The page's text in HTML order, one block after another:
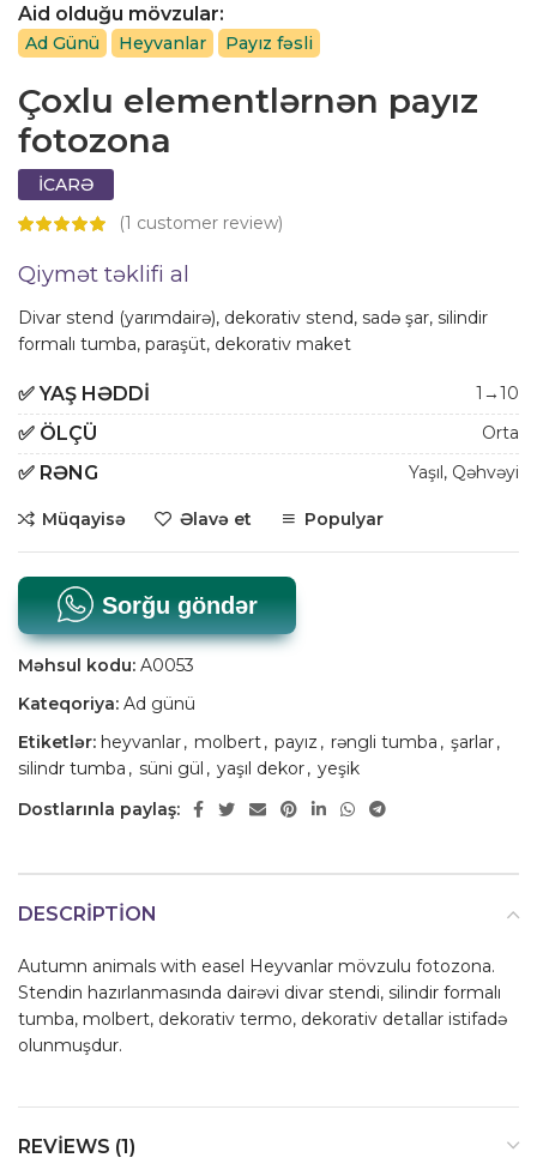
Aid olduğu mövzular:
Ad Günü Heyvanlar Payız fəsli
Çoxlu elementlərnən payız
fotozona
İCARƏ
(1 customer review)
Qiymət təklifi al
Divar stend (yarımdairə), dekorativ stend, sadə şar, silindir
formalı tumba, paraşüt, dekorativ maket
✅YAŞ HƏDDI 1→10
✅ ÖLÇÜ Orta
✅ RƏNG Yaşıl, Qəhvəyi
Müqayisə Əlavə et Populyar
Sorğu göndər
Məhsul kodu: A0053
Kateqoriya: Ad günü
Etiketlər: heyvanlar, molbert, payız , rəngli tumba , şarlar,
silindr tumba , süni gül , yaşıl dekor, yeşik
Dostlarınla paylaş:
DESCRIPTION
Autumn animals with easel Heyvanlar mövzulu fotozona.
Stendin hazırlanmasında dairəvi divar stendi, silindir formalı
tumba, molbert, dekorativ termo, dekorativ detallar istifadə
olunmuşdur.
REVIEWS (1)